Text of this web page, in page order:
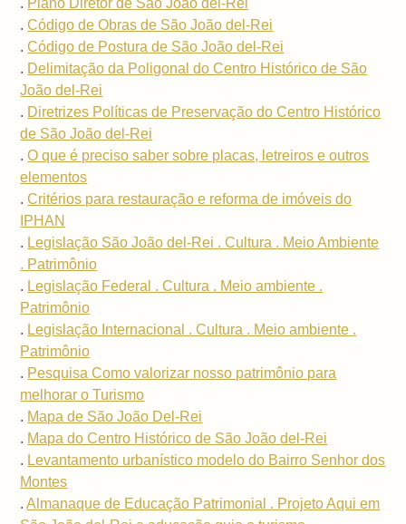
. Plano Diretor de São João del-Rei
.Código de Obras de São João del-Rei
.Código de Postura de São João del-Rei
. Delimitação da Poligonal do Centro Histórico de São
João del-Rei
. Diretrizes Políticas de Preservação do Centro Histórico
de São João del-Rei
.O que é preciso saber sobre placas, letreiros e outros
elementos
.Critérios para restauração e reforma de imóveis do
IPHAN
. Legislação São João del-Rei . Cultura . Meio Ambiente
. Patrimônio
. Legislação Federal . Cultura . Meio ambiente .
Patrimônio
. Legislação Internacional . Cultura . Meio ambiente .
Patrimônio
. Pesquisa Como valorizar nosso patrimônio para
melhorar o Turismo
. Mapa de São João Del-Rei
. Mapa do Centro Histórico de São João del-Rei
. Levantamento urbanístico modelo do Bairro Senhor dos
Montes
.Almanaque de Educação Patrimonial . Projeto Aqui em